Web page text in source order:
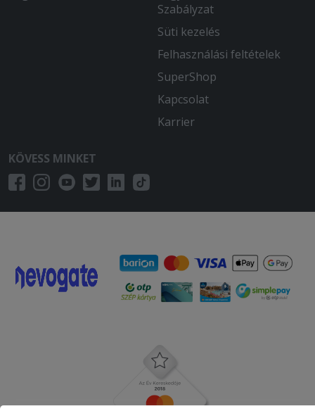
Szabályzat
Süti kezelés
Felhasználási feltételek
SuperShop
Kapcsolat
Karrier
KÖVESS MINKET